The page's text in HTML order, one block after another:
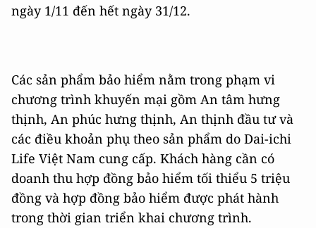
ngày 1/11 đến hết ngày 31/12.
Các sản phẩm bảo hiểm nằm trong phạm vi
chương trình khuyến mại gồm An tâm hưng
thịnh, An phúc hưng thịnh, An thịnh đầu tư và
các điều khoản phụ theo sản phẩm do Dai-ichi
Life Việt Nam cung cấp. Khách hàng cần có
doanh thu hợp đồng bảo hiểm tối thiểu 5 triệu
đồng và hợp đồng bảo hiểm được phát hành
trong thời gian triển khai chương trình.